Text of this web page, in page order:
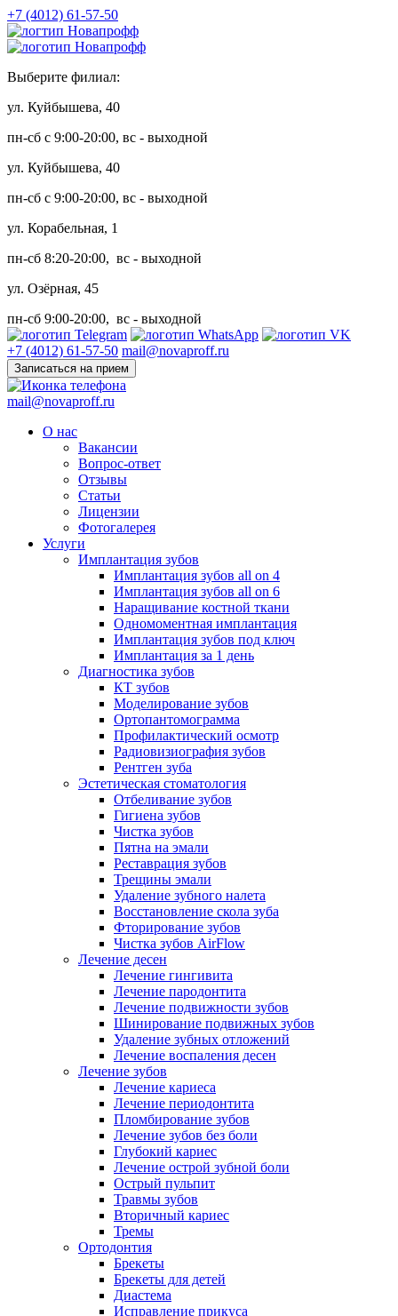
+7 (4012) 61-57-50
Выберите филиал:
ул. Куйбышева, 40
пн-сб с 9:00-20:00, вс - выходной
ул. Куйбышева, 40
пн-сб с 9:00-20:00, вс - выходной
ул. Корабельная, 1
пн-сб 8:20-20:00, вс - выходной
ул. Озёрная, 45
пн-сб 9:00-20:00, вс - выходной
+7 (4012) 61-57-50 mail@novaproff.ru
Записаться на прием
mail@novaproff.ru
О нас
Вакансии
Вопрос-ответ
Отзывы
Статьи
Лицензии
Фотогалерея
Услуги
Имплантация зубов
Имплантация зубов all on 4
Имплантация зубов all on 6
Наращивание костной ткани
Одномоментная имплантация
Имплантация зубов под ключ
Имплантация за 1 день
Диагностика зубов
КТ зубов
Моделирование зубов
Ортопантомограмма
Профилактический осмотр
Радиовизиография зубов
Рентген зуба
Эстетическая стоматология
Отбеливание зубов
Гигиена зубов
Чистка зубов
Пятна на эмали
Реставрация зубов
Трещины эмали
Удаление зубного налета
Восстановление скола зуба
Фторирование зубов
Чистка зубов AirFlow
Лечение десен
Лечение гингивита
Лечение пародонтита
Лечение подвижности зубов
Шинирование подвижных зубов
Удаление зубных отложений
Лечение воспаления десен
Лечение зубов
Лечение кариеса
Лечение периодонтита
Пломбирование зубов
Лечение зубов без боли
Глубокий кариес
Лечение острой зубной боли
Острый пульпит
Травмы зубов
Вторичный кариес
Тремы
Ортодонтия
Брекеты
Брекеты для детей
Диастема
Исправление прикуса